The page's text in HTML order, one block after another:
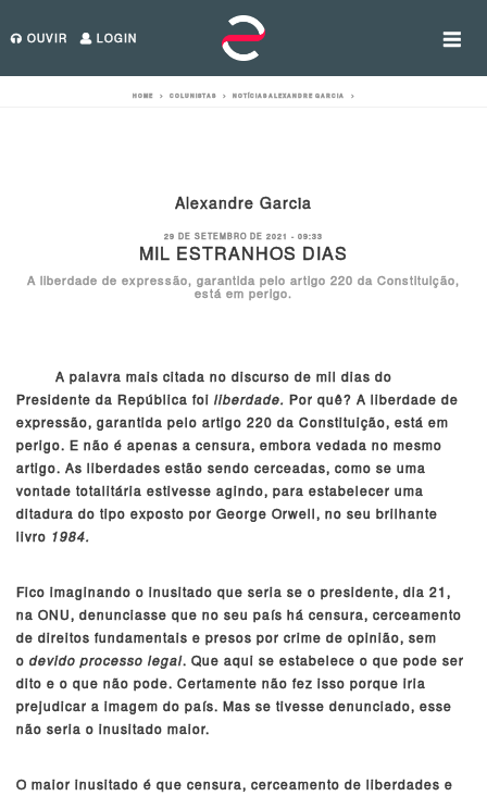
OUVIR LOGIN
HOME > COLUNISTAS > Categorias
NOTÍCIASColunistas
ALEXANDRE GARCIA >
Alexandre Garcia
29 DE SETEMBRO DE 2021 - 09:33
MIL ESTRANHOS DIAS
A liberdade de expressão, garantida pelo artigo 220 da Constituição,
está em perigo.
A palavra mais citada no discurso de mil dias do
Presidente da República foi liberdade. Por quê? A liberdade de
expressão, garantida pelo artigo 220 da Constituição, está em
perigo. E não é apenas a censura, embora vedada no mesmo
artigo. As liberdades estão sendo cerceadas, como se uma
vontade totalitária estivesse agindo, para estabelecer uma
ditadura do tipo exposto por George Orwell, no seu brilhante
livro 1984.
Fico imaginando o inusitado que seria se o presidente, dia 21,
na ONU, denunciasse que no seu país há censura, cerceamento
de direitos fundamentais e presos por crime de opinião, sem
o devido processo legal. Que aqui se estabelece o que pode ser
dito e o que não pode. Certamente não fez isso porque iria
prejudicar a imagem do país. Mas se tivesse denunciado, esse
não seria o inusitado maior.
O maior inusitado é que censura, cerceamento de liberdades e